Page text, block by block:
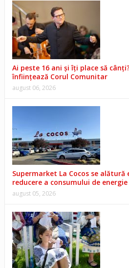
Ai peste 16 ani și îți place să
înființează Corul Comunitar
august 06, 2026
Supermarket La Cocos se
reducere a consumului de energie
august 05, 2026